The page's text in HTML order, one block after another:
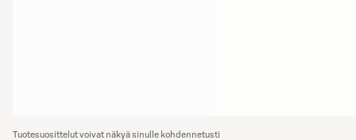
Tuotesuosittelut voivat näkyä sinulle kohdennetusti